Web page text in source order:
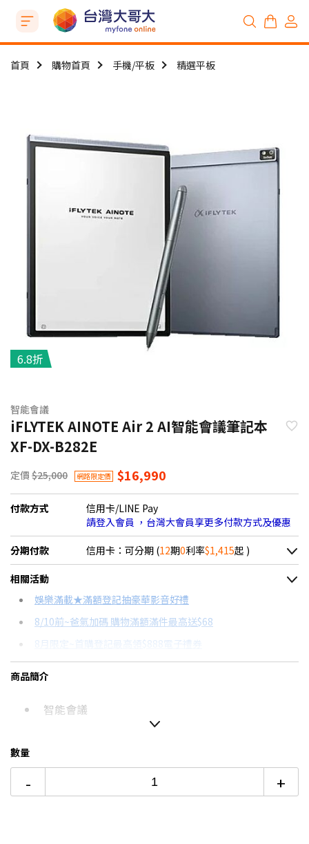
首頁 購物首頁 手機/平板 精選平板
6.8折
智能會議
iFLYTEK AINOTE Air 2 AI智能會議筆記本
XF-DX-B282E
定價 $25,000 網路限定價 $16,990
付款方式
信用卡/LINE Pay
請登入會員 ，台灣大會員享更多付款方式及優惠
分期付款 信用卡：可分期 (12期0利率$1,415起 )
＊實際可分期數、適用利率，請以購物車顯示為主
信用卡分期
分期數
6期 0利率
12期 0利率
12期
24期
每期金額
$1,514
$778
配合銀行/業者
18家銀行/業者
18家銀行/業者
相關活動
娛樂滿載★滿額登記抽豪華影音好禮
8/10前~爸氣加碼 購物滿額滿件最高送$68
8月限定~首購登記最高領$888電子禮券
台灣大哥大Open Possible聯名卡滿額最高回饋25%
★舊機回收★限量加碼10%回饋
更多信用卡分期0利率滿額享回饋
點我看達人教你買
商品簡介
智能會議
數量
- +